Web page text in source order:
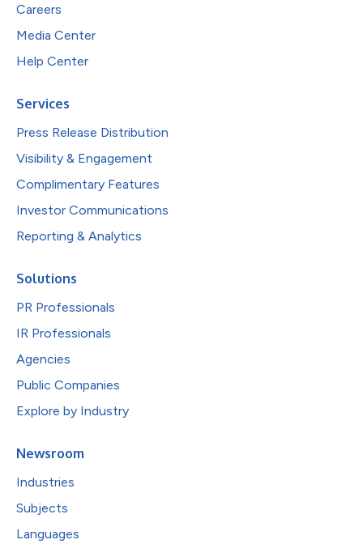
Careers
Media Center
Help Center
Services
Press Release Distribution
Visibility & Engagement
Complimentary Features
Investor Communications
Reporting & Analytics
Solutions
PR Professionals
IR Professionals
Agencies
Public Companies
Explore by Industry
Newsroom
Industries
Subjects
Languages